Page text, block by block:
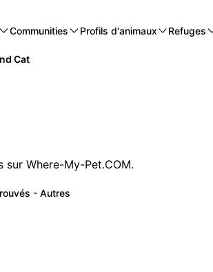
Communities Profils d'animaux Refuges
Cat
Where-My-Pet.COM.
- Autres